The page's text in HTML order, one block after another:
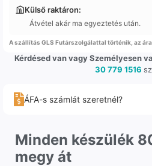
Külső raktáron:
Átvétel akár ma egyeztetés után.
A szállítás GLS Futárszolgálattal történik, az
Kérdésed van vagy Személyesen
30 779 1516
ÁFA-s számlát szeretnél?
Minden készülék
megy át